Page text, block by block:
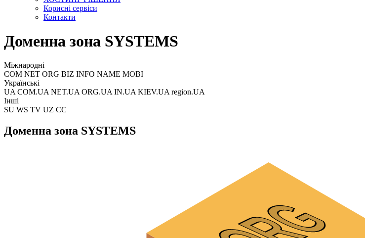
Корисні сервіси
Контакти
Доменна зона SYSTEMS
Міжнародні
COM NET ORG BIZ INFO NAME MOBI
Українські
UA COM.UA NET.UA ORG.UA IN.UA KIEV.UA region.UA
Інші
SU WS TV UZ CC
Доменна зона SYSTEMS